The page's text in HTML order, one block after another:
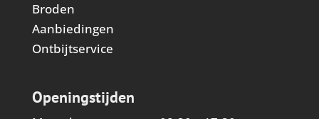
Broden
Aanbiedingen
Ontbijtservice
Openingstijden